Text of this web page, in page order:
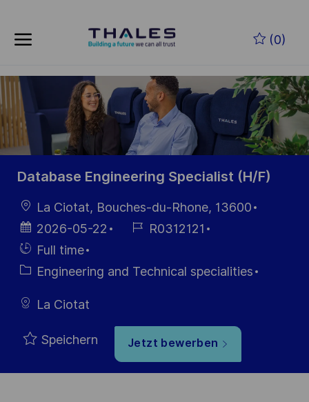
(0)
-
Database Engineering Specialist (H/F)
Ort
La Ciotat, Bouches-du-Rhone, 13600
Datum der
Veröffentlichung
2026-05-22
Job- R0312121
Einstellunngstyp
Full time
Kategorie
Engineering and Technical specialities
La Ciotat
Speichern Jetzt bewerben